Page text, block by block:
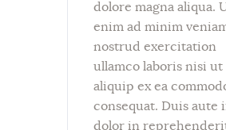
dolore magna aliqua.
enim ad minim
nostrud exercitation
ullamco laboris nisi ut
aliquip ex ea
consequat. Duis aute
dolor in